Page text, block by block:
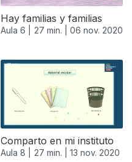
Hay familias y familias
Aula 6 | 27 min. | 06 nov. 2020
Comparto en mi instituto
Aula 8 | 27 min. | 13 nov. 2020